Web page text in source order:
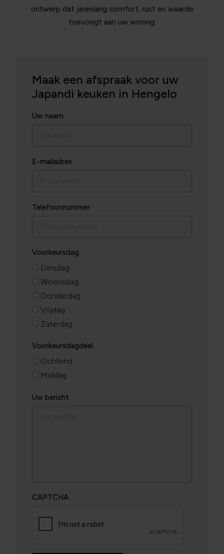
ontwerp dat jarenlang comfort, rust en waarde
toevoegt aan uw woning.
Maak een afspraak voor uw
Japandi keuken in Hengelo
Uw naam
E-mailadres
Telefoonnummer
Voorkeursdag
Dinsdag
Woensdag
Donderdag
Vrijdag
Zaterdag
Voorkeursdagdeel
Ochtend
Middag
Uw bericht
CAPTCHA